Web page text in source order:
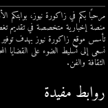
مرحبًا بكم في زاكورة نيوز، بوابتكم
منصة إخبارية متخصصة في تقديم
تأسس موقع زاكورة نيوز بهدف توفير
نسعى إلى تسليط الضوء على القضايا
الثقافة والفن.
روابط مفيدة